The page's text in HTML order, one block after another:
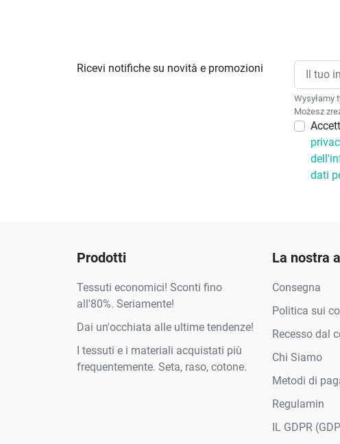
Ricevi notifiche su novità e promozioni
Wysyłamy
Możesz
dati
Prodotti
Tessuti economici! Sconti fino
all'80%. Seriamente!
Dai un'occhiata alle ultime tendenze!
I tessuti e i materiali acquistati più
frequentemente. Seta, raso, cotone.
La nostra
Consegna
Politica sui
Recesso dal
Chi Siamo
Metodi di
Regulamin
IL GDPR